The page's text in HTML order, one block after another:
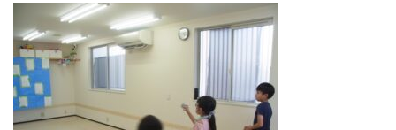
新
日
時
: